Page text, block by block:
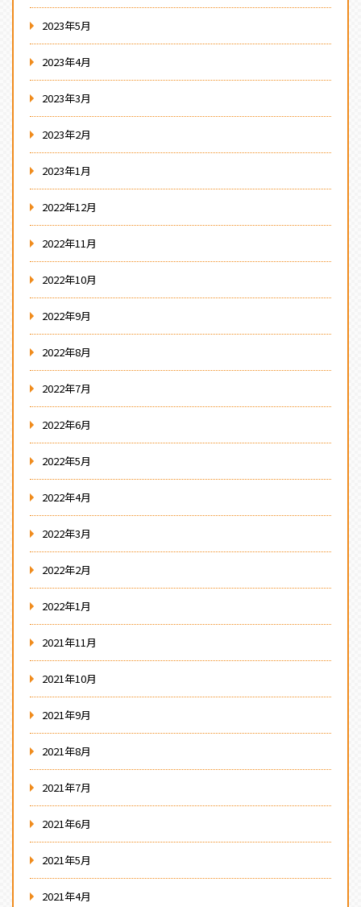
2023年5月
2023年4月
2023年3月
2023年2月
2023年1月
2022年12月
2022年11月
2022年10月
2022年9月
2022年8月
2022年7月
2022年6月
2022年5月
2022年4月
2022年3月
2022年2月
2022年1月
2021年11月
2021年10月
2021年9月
2021年8月
2021年7月
2021年6月
2021年5月
2021年4月